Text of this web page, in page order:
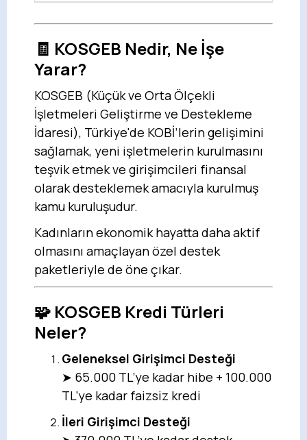
🧾 KOSGEB Nedir, Ne İşe
Yarar?
KOSGEB (Küçük ve Orta Ölçekli
İşletmeleri Geliştirme ve Destekleme
İdaresi), Türkiye'de KOBİ’lerin gelişimini
sağlamak, yeni işletmelerin kurulmasını
teşvik etmek ve girişimcileri finansal
olarak desteklemek amacıyla kurulmuş
kamu kuruluşudur.
Kadınların ekonomik hayatta daha aktif
olmasını amaçlayan özel destek
paketleriyle de öne çıkar.
🧩 KOSGEB Kredi Türleri
Neler?
Geleneksel Girişimci Desteği
➤ 65.000 TL’ye kadar hibe + 100.000
TL’ye kadar faizsiz kredi
İleri Girişimci Desteği